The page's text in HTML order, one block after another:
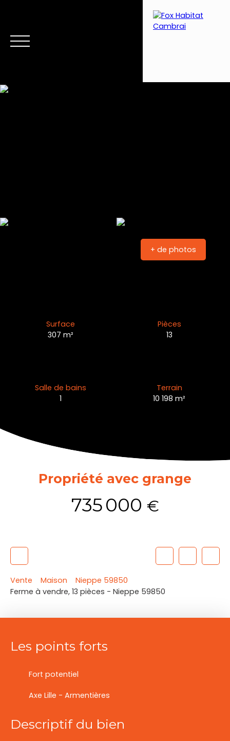
+ de photos
Surface
307m²
Pièces
13
Salle de bains
1
Terrain
10 198m²
Propriété avec grange
735 000 €
Vente Maison
Nieppe 59850
Ferme à vendre, 13 pièces - Nieppe 59850
Les points forts
Fort potentiel
Axe Lille - Armentières
Descriptif du bien